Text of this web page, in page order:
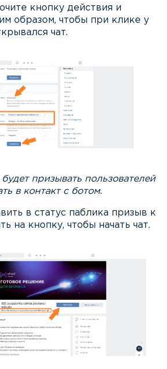
кнопку действия и
образом, чтобы при клике у
чат.
призывать пользователей
в контакт с ботом.
в статус паблика призыв к
на кнопку, чтобы начать чат.